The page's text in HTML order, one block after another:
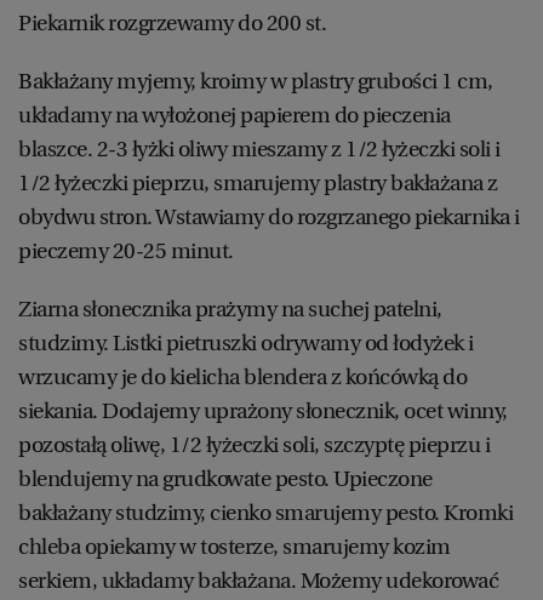
Piekarnik rozgrzewamy do 200 st.
Bakłażany myjemy, kroimy w plastry grubości 1 cm,
układamy na wyłożonej papierem do pieczenia
blaszce. 2-3 łyżki oliwy mieszamy z 1/2 łyżeczki soli i
1/2 łyżeczki pieprzu, smarujemy plastry bakłażana z
obydwu stron. Wstawiamy do rozgrzanego piekarnika i
pieczemy 20-25 minut.
Ziarna słonecznika prażymy na suchej patelni,
studzimy. Listki pietruszki odrywamy od łodyżek i
wrzucamy je do kielicha blendera z końcówką do
siekania. Dodajemy uprażony słonecznik, ocet winny,
pozostałą oliwę, 1/2 łyżeczki soli, szczyptę pieprzu i
blendujemy na grudkowate pesto. Upieczone
bakłażany studzimy, cienko smarujemy pesto. Kromki
chleba opiekamy w tosterze, smarujemy kozim
serkiem, układamy bakłażana. Możemy udekorować